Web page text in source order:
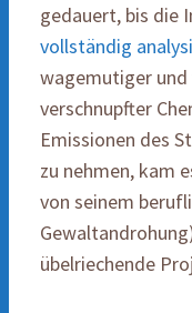
gedauert, bis die
vollständig
wagemutiger und
verschnupfter
Emissionen des
zu nehmen, kam
von seinem
übelriechende